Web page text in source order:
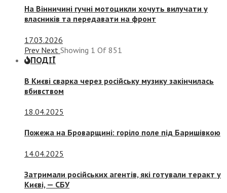
На Вінничині гучні мотоцикли хочуть вилучати у
власників та передавати на фронт
17.03.2026
Prev Next Showing 1 Of 851
ПОДІЇ
В Києві сварка через російську музику закінчилась
вбивством
18.04.2025
Пожежа на Броварщині: горіло поле під Баришівкою
14.04.2025
Затримали російських агентів, які готували теракт у
Києві, — СБУ